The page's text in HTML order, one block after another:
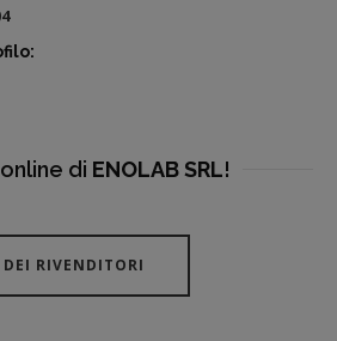
di ENOLAB SRL!
DEI RIVENDITORI